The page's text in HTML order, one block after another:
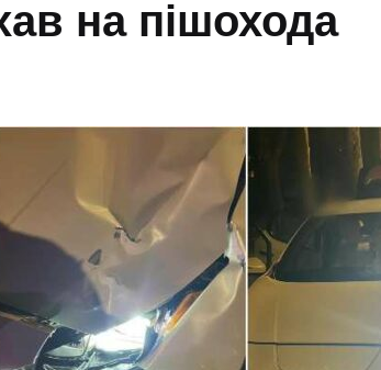
на пішохода